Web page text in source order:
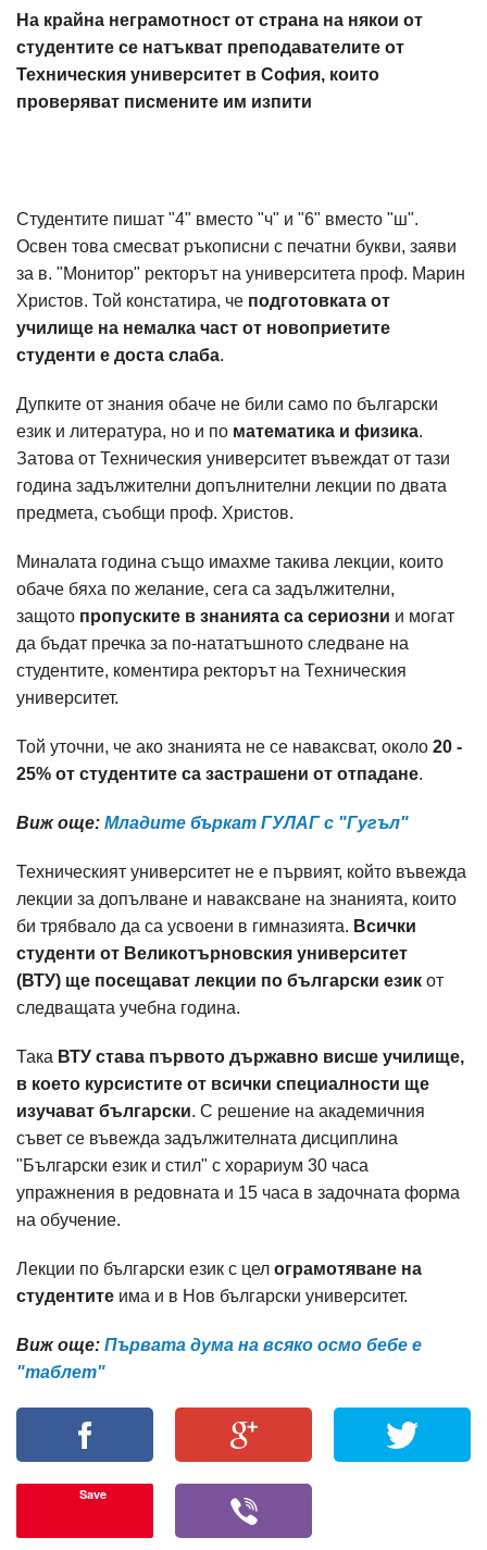
На крайна неграмотност от страна на някои от
студентите се натъкват преподавателите от
Техническия университет в София, които
проверяват писмените им изпити
Студентите пишат "4" вместо "ч" и "6" вместо "ш".
Освен това смесват ръкописни с печатни букви, заяви
за в. "Монитор" ректорът на университета проф. Марин
Христов. Той констатира, че подготовката от
училище на немалка част от новоприетите
студенти е доста слаба.
Дупките от знания обаче не били само по български
език и литература, но и по математика и физика.
Затова от Техническия университет въвеждат от тази
година задължителни допълнителни лекции по двата
предмета, съобщи проф. Христов.
Миналата година също имахме такива лекции, които
обаче бяха по желание, сега са задължителни,
защото пропуските в знанията са сериозни и могат
да бъдат пречка за по-нататъшното следване на
студентите, коментира ректорът на Техническия
университет.
Той уточни, че ако знанията не се наваксват, около 20 -
25% от студентите са застрашени от отпадане.
Виж още: Младите бъркат ГУЛАГ с "Гугъл"
Техническият университет не е първият, който въвежда
лекции за допълване и наваксване на знанията, които
би трябвало да са усвоени в гимназията. Всички
студенти от Великотърновския университет
(ВТУ) ще посещават лекции по български език от
следващата учебна година.
Така ВТУ става първото държавно висше училище,
в което курсистите от всички специалности ще
изучават български. С решение на академичния
съвет се въвежда задължителната дисциплина
"Български език и стил" с хорариум 30 часа
упражнения в редовната и 15 часа в задочната форма
на обучение.
Лекции по български език с цел ограмотяване на
студентите има и в Нов български университет.
Виж още: Първата дума на всяко осмо бебе е
"таблет"
Save